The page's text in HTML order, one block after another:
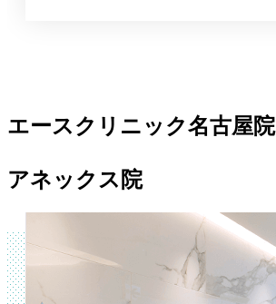
エースクリニック名古屋院
アネックス院